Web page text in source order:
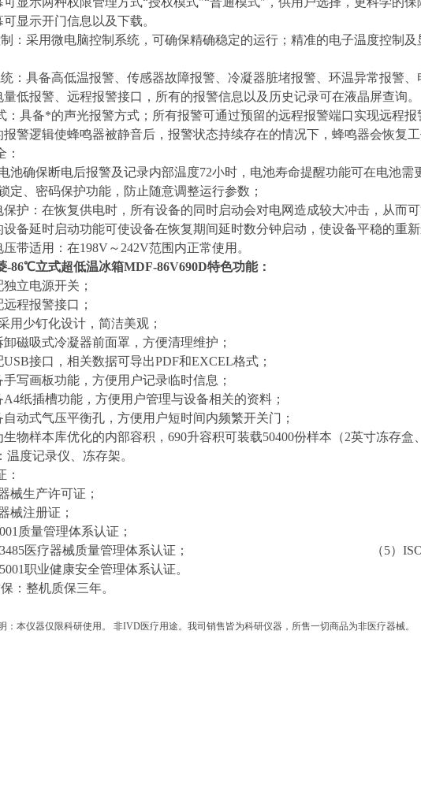
可显示开门信息以及下载。
： 采用微电脑控制系统，可确保精确稳定的运行；精准的电子温度控制及
：具备高低温报警、传感器故障报警、冷凝器脏堵报警、环温异常报警
低报警、远程报警接口，所有的报警信息以及历史记录可在液晶屏查询。
：具备*的声光报警方式；所有报警可通过预留的远程报警端口实现远程报
警逻辑使蜂鸣器被静音后，报警状态持续存在的情况下，蜂鸣器会恢复工
：
池确保断电后报警及记录内部温度72小时，电池寿命提醒功能可在电池需
定、密码保护功能，防止随意调整运行参数；
保护：在恢复供电时，所有设备的同时启动会对电网造成较大冲击，从而
备延时启动功能可使设备在恢复期间延时数分钟启动，使设备平稳的重新
带适用：在198V～242V范围内正常使用。
-86℃立式超低温冰箱MDF-86V690D特色功能：
立电源开关；
远程报警接口；
用少钉化设计，简洁美观；
卸磁吸式冷凝器前面罩，方便清理维护；
USB接口，相关数据可导出PDF和EXCEL格式 ；
手写画板功能，方便用户记录临时信息；
A4纸插槽功能，方便用户管理与设备相关的资料；
自动式气压平衡孔，方便用户短时间内频繁开关门；
生物样本库优化的内部容积， 690升容积可装载50400份样本（2英寸冻存盒
温度记录仪、冻存架。
：
械生产许可证；
械注册证；
质量管理体系认证；
医疗器械质量管理体系认证； （5）ISO14001
职业健康安全管理体系认证。
：整机质保三年。
：本仪器仅限科研使用。 非IVD医疗用途。我司销售皆为科研仪器，所售一切商品为非医疗器械。